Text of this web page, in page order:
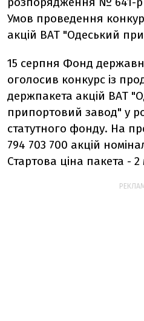
Умов проведення
акцій ВАТ "Одеський
15 серпня Фонд
оголосив конкурс із
держпакета акцій ВАТ
припортовий завод" у
статутного фонду. На
794 703 700 акцій
Стартова ціна пакета -